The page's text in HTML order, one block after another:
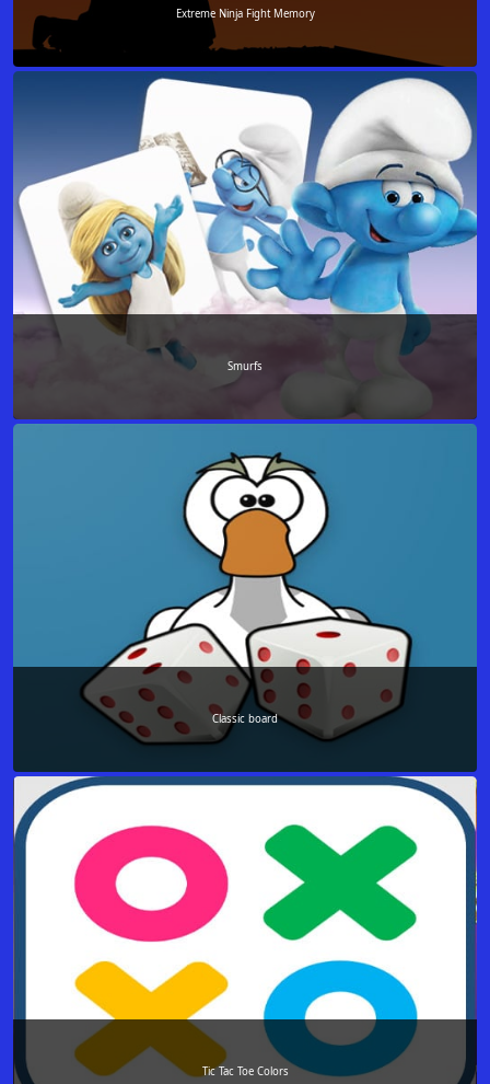
Extreme Ninja Fight Memory
Smurfs
Classic board
Tic Tac Toe Colors